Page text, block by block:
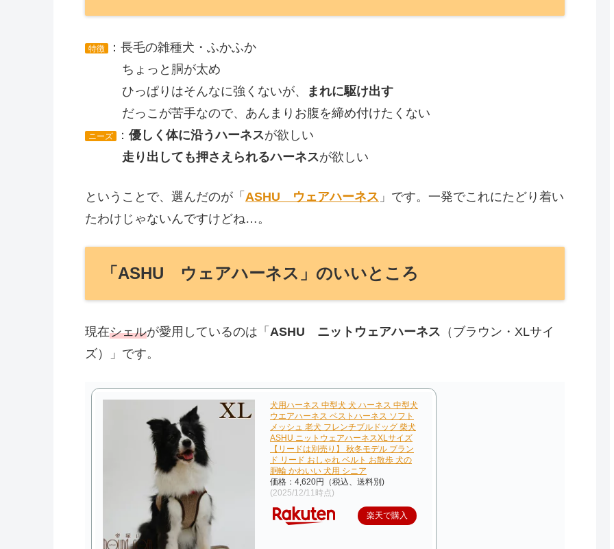
特徴
：長毛の雑種犬・ふかふか
ちょっと胴が太め
ひっぱりはそんなに強くないが、
まれに駆け出す
だっこが苦手なので、あんまりお腹を締め付けたくない
ニーズ ： 優しく体に沿うハーネスが欲しい
走り出しても押さえられるハーネスが欲しい
ということで、選んだのが「 ASHU ウェアハーネス 」です。一発でこれにたどり着い
たわけじゃないんですけどね…。
「ASHU ウェアハーネス」のいいところ
現在シェルが愛用しているのは「 ASHU ニットウェアハーネス （ブラウン・XLサイ
ズ）」です。
犬用ハーネス 中型犬 犬 ハーネス 中型犬
ウエアハーネス ベストハーネス ソフト
メッシュ 老犬 フレンチブルドッグ 柴犬
ASHU ニットウェアハーネスXLサイズ
【リードは別売り】 秋冬モデル ブラン
ド リード おしゃれ ベルト お散歩 犬の
胴輪 かわいい 犬用 シニア
価格：4,620円（税込、送料別)
(2025/12/11時点)
楽天で購入